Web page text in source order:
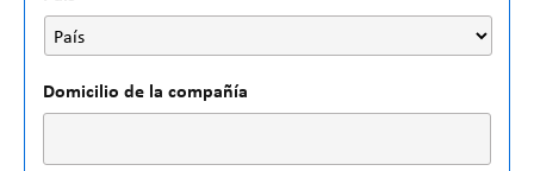
Domicilio de la compañía